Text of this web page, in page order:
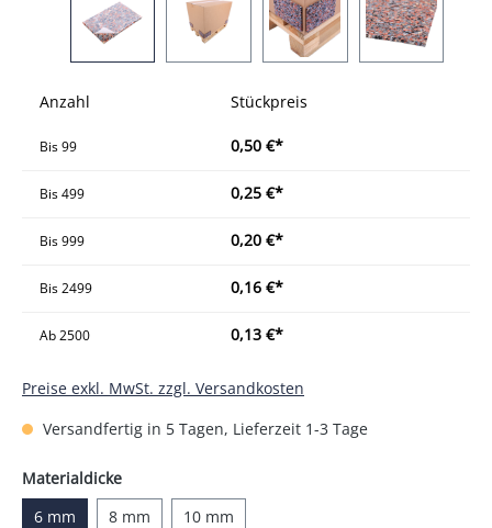
Anzahl Stückpreis
Bis99 0,50 €*
Bis499 0,25 €*
Bis999 0,20 €*
Bis2499 0,16 €*
Ab2500 0,13 €*
Preise exkl. MwSt. zzgl. Versandkosten
Versandfertig in 5 Tagen, Lieferzeit 1-3 Tage
Materialdickeauswählen
6 mm
8 mm 10 mm